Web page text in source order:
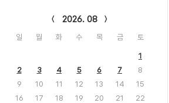
2026. 08
일 월 화 수 목 금 토
1
2
3 4 5 6 7
8
9
10 11 12 13 14
15
16
17 18 19 20 21
22